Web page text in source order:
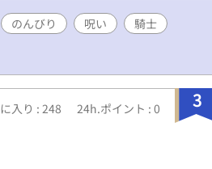
な物語のはじまり
のんびり 呪い
騎士
3
入り : 248 24h.ポイント : 0